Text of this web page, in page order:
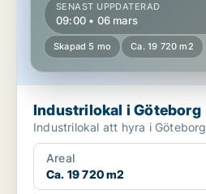
SENAST UPPDATERAD
09:00 • 06 mars
Skapad 5 mo Ca. 19 720 m2
Industrilokal i Göteborg
Industrilokal att hyra i Göteborg
Areal
Ca. 19 720 m2